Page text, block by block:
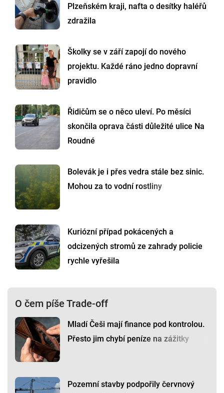
Plzeňském kraji, nafta o desítky haléřů
zdražila
Školky se v září zapojí do nového
projektu. Každé ráno jedno dopravní
pravidlo
Řidičům se o něco uleví. Po měsíci
skončila oprava části důležité ulice Na
Roudné
Bolevák je i přes vedra stále bez sinic.
Mohou za to vodní rostliny
Kuriózní případ pokácených a
odcizených stromů ze zahrady policie
rychle vyřešila
O čem píše Trade-off
Mladí Češi mají finance pod kontrolou.
Přesto jim chybí peníze na zážitky
Pozemní stavby podpořily červnový